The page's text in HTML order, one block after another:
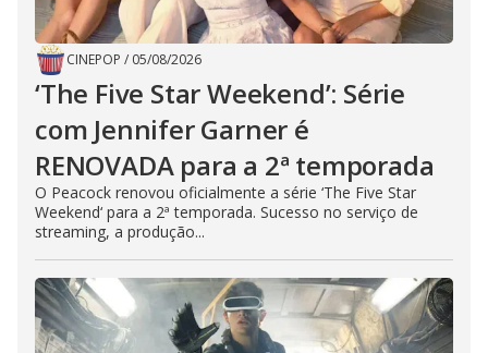
CINEPOP / 05/08/2026
‘The Five Star Weekend’: Série
com Jennifer Garner é
RENOVADA para a 2ª temporada
O Peacock renovou oficialmente a série ‘The Five Star
Weekend‘ para a 2ª temporada. Sucesso no serviço de
streaming, a produção...